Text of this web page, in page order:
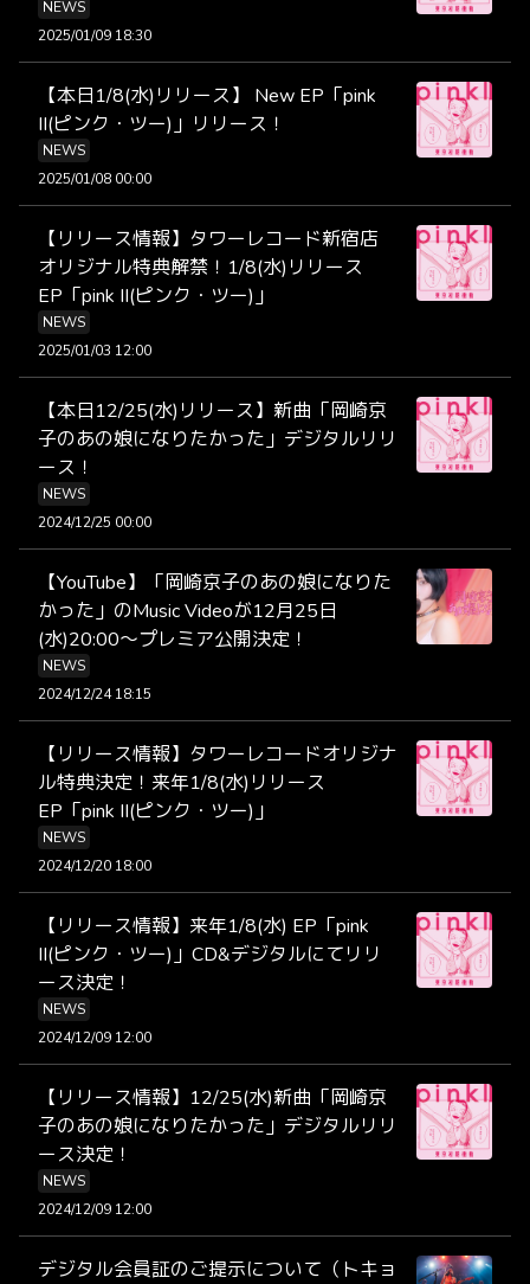
NEWS
2025/01/09 18:30
【本日1/8(水)リリース】 New EP「pink
II(ピンク・ツー)」リリース！
NEWS
2025/01/08 00:00
【リリース情報】タワーレコード新宿店
オリジナル特典解禁！1/8(水)リリース
EP「pink II(ピンク・ツー)」
NEWS
2025/01/03 12:00
【本日12/25(水)リリース】新曲「岡崎京
子のあの娘になりたかった」デジタルリリ
ース！
NEWS
2024/12/25 00:00
【YouTube】「岡崎京子のあの娘になりた
かった」のMusic Videoが12月25日
(水)20:00〜プレミア公開決定！
NEWS
2024/12/24 18:15
【リリース情報】タワーレコードオリジナ
ル特典決定！来年1/8(水)リリース
EP「pink II(ピンク・ツー)」
NEWS
2024/12/20 18:00
【リリース情報】来年1/8(水) EP「pink
II(ピンク・ツー)」CD&デジタルにてリリ
ース決定！
NEWS
2024/12/09 12:00
【リリース情報】12/25(水)新曲「岡崎京
子のあの娘になりたかった」デジタルリリ
ース決定！
NEWS
2024/12/09 12:00
デジタル会員証のご提示について（トキョ